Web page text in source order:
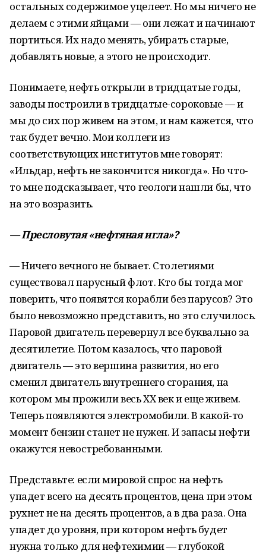
остальных содержимое уцелеет. Но мы ничего не
делаем с этими яйцами — они лежат и начинают
портиться. Их надо менять, убирать старые,
добавлять новые, а этого не происходит.
Понимаете, нефть открыли в тридцатые годы,
заводы построили в тридцатые-сороковые — и
мы до сих пор живем на этом, и нам кажется, что
так будет вечно. Мои коллеги из
соответствующих институтов мне говорят:
«Ильдар, нефть не закончится никогда». Но что-
то мне подсказывает, что геологи нашли бы, что
на это возразить.
— Пресловутая «нефтяная игла»?
— Ничего вечного не бывает. Столетиями
существовал парусный флот. Кто бы тогда мог
поверить, что появятся корабли без парусов? Это
было невозможно представить, но это случилось.
Паровой двигатель перевернул все буквально за
десятилетие. Потом казалось, что паровой
двигатель — это вершина развития, но его
сменил двигатель внутреннего сгорания, на
котором мы прожили весь XX век и еще живем.
Теперь появляются электромобили. В какой-то
момент бензин станет не нужен. И запасы нефти
окажутся невостребованными.
Представьте: если мировой спрос на нефть
упадет всего на десять процентов, цена при этом
рухнет не на десять процентов, а в два раза. Она
упадет до уровня, при котором нефть будет
нужна только для нефтехимии — глубокой